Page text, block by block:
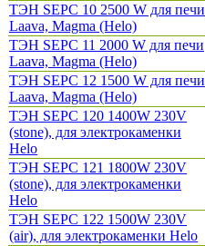
ТЭН SEPC 10 2500 W для печи
Laava, Magma (Helo)
ТЭН SEPC 11 2000 W для печи
Laava, Magma (Helo)
ТЭН SEPC 12 1500 W для печи
Laava, Magma (Helo)
ТЭН SEPC 120 1400W 230V
(stone), для электрокаменки
Helo
ТЭН SEPC 121 1800W 230V
(stone), для электрокаменки
Helo
ТЭН SEPC 122 1500W 230V
(air), для электрокаменки Helo